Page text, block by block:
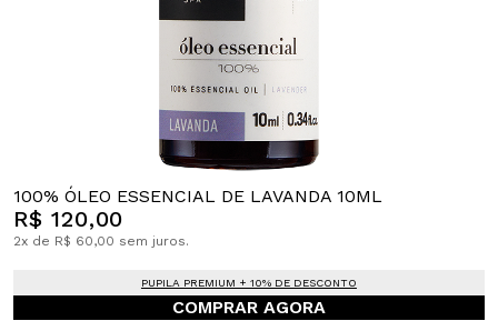
100% ÓLEO ESSENCIAL DE LAVANDA 10ML
R$ 120,00
2x de R$ 60,00 sem juros.
PUPILA PREMIUM + 10% DE DESCONTO
COMPRAR AGORA